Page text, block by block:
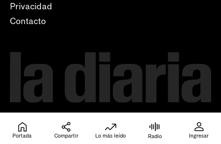
Privacidad
Contacto
Portada Compartir Lo más leído Radio Ingresar